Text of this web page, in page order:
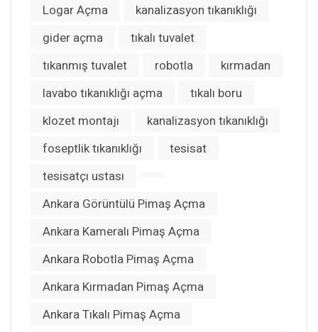
Logar Açma
kanalizasyon tıkanıklığı
gider açma
tıkalı tuvalet
tıkanmış tuvalet
robotla
kırmadan
lavabo tıkanıklığı açma
tıkalı boru
klozet montajı
kanalizasyon tıkanıklığı
foseptlik tıkanıklığı
tesisat
tesisatçı ustası
Ankara Görüntülü Pimaş Açma
Ankara Kameralı Pimaş Açma
Ankara Robotla Pimaş Açma
Ankara Kırmadan Pimaş Açma
Ankara Tıkalı Pimaş Açma